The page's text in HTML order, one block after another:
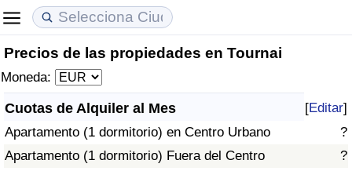
Precios de las propiedades en Tournai
Moneda:
Cuotas de Alquiler al Mes [Editar]
Apartamento (1 dormitorio) en Centro Urbano
?
Apartamento (1 dormitorio) Fuera del Centro
?
Coste de vida
Índice de Costo de Vida (Actual)
Índice de Costo de Vida
Precios de las propiedades
Índice de Precios de Inmuebles (Actual)
Índice de Precios de Inmuebles
Calidad de Vida
Índice de Calidad de Vida
Índice de Calidad de Vida (Actual)